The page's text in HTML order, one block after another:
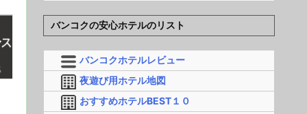
バンコクの安心ホテルのリスト
バンコクホテルレビュー
夜遊び用ホテル地図
おすすめホテルBEST１０